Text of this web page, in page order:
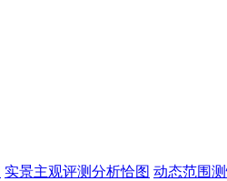
实景主观评测分析恰图 动态范围